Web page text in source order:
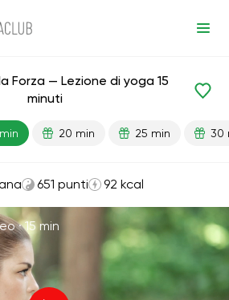
Energia
Forza — Lezione di yoga 15
minuti
20 min 25 min 30
651 punti 92 kcal
·15 min